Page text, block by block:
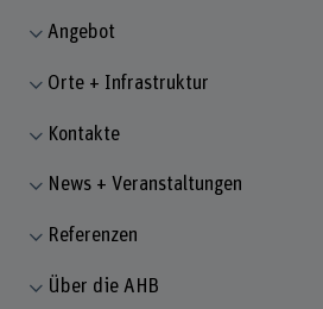
Angebot
Orte + Infrastruktur
Kontakte
News + Veranstaltungen
Referenzen
Über die AHB